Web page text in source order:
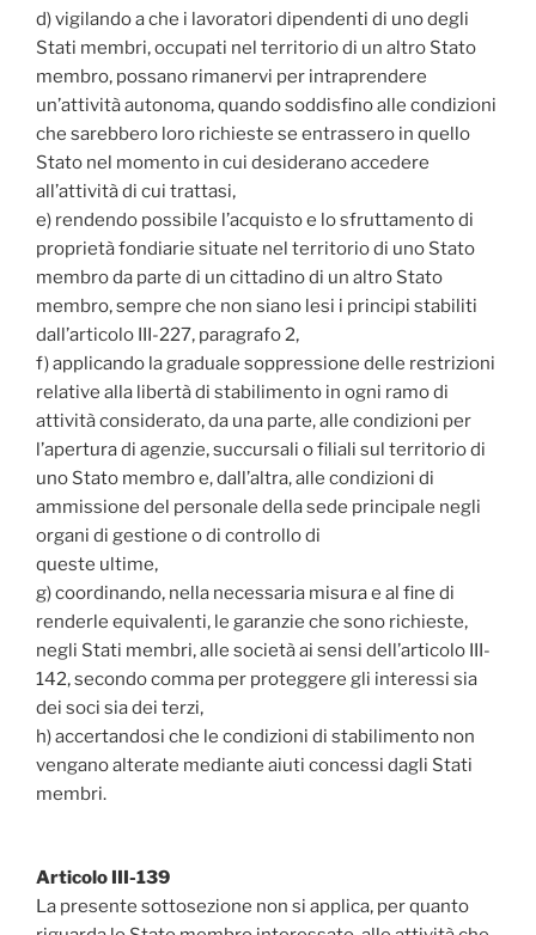
d) vigilando a che i lavoratori dipendenti di uno degli
Stati membri‚ occupati nel territorio di un altro Stato
membro‚ possano rimanervi per intraprendere
un’attività autonoma‚ quando soddisfino alle condizioni
che sarebbero loro richieste se entrassero in quello
Stato nel momento in cui desiderano accedere
all’attività di cui trattasi‚
e) rendendo possibile l’acquisto e lo sfruttamento di
proprietà fondiarie situate nel territorio di uno Stato
membro da parte di un cittadino di un altro Stato
membro‚ sempre che non siano lesi i principi stabiliti
dall’articolo III-227‚ paragrafo 2‚
f) applicando la graduale soppressione delle restrizioni
relative alla libertà di stabilimento in ogni ramo di
attività considerato‚ da una parte, alle condizioni per
l’apertura di agenzie‚ succursali o filiali sul territorio di
uno Stato membro e, dall’altra, alle condizioni di
ammissione del personale della sede principale negli
organi di gestione o di controllo di
queste ultime‚
g) coordinando‚ nella necessaria misura e al fine di
renderle equivalenti‚ le garanzie che sono richieste‚
negli Stati membri‚ alle società ai sensi dell’articolo III-
142‚ secondo comma per proteggere gli interessi sia
dei soci sia dei terzi‚
h) accertandosi che le condizioni di stabilimento non
vengano alterate mediante aiuti concessi dagli Stati
membri.
Articolo III-139
La presente sottosezione non si applica‚ per quanto